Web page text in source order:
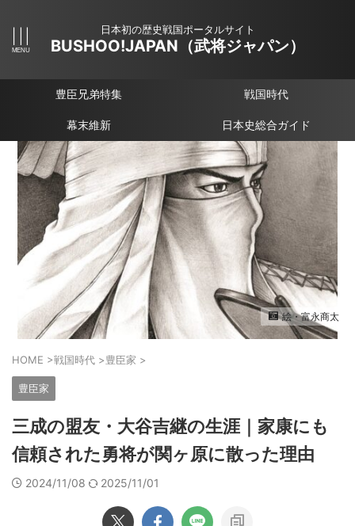
日本初の歴史戦国ポータルサイト
BUSHOO!JAPAN（武将ジャパン）
豊臣兄弟特集 戦国時代
幕末維新 日本史総合ガイド
絵・富永商太
HOME >戦国時代 >豊臣家 >
豊臣家
三成の盟友・大谷吉継の生涯｜家康にも
信頼された勇将が関ヶ原に散った理由
2024/11/08 2025/11/01